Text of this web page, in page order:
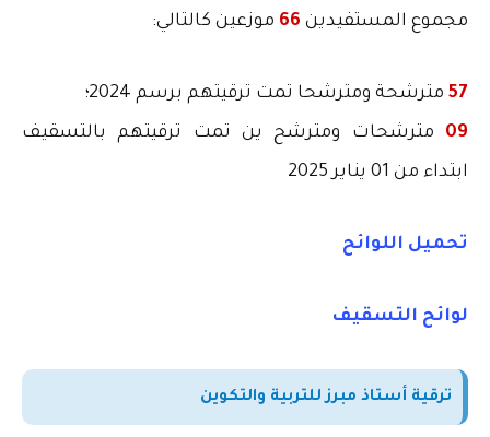
مجموع المستفيدين 66 موزعين كالتالي:
57 مترشحة ومترشحا تمت ترقيتهم برسم 2024؛
09
مترشحات ومترشح ين تمت ترقيتهم بالتسقيف
ابتداء من 01 يناير 2025
تحميل اللوائح
لوائح التسقيف
ترقية أستاذ مبرز للتربية والتكوين